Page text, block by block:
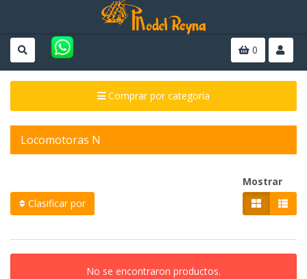
0
Comprar por categoría
Locomotoras N
Clasificar por
Mostrar
No se encontraron productos.